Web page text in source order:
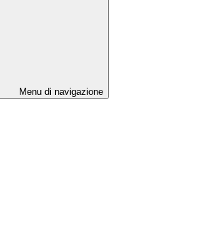
Menu di navigazione